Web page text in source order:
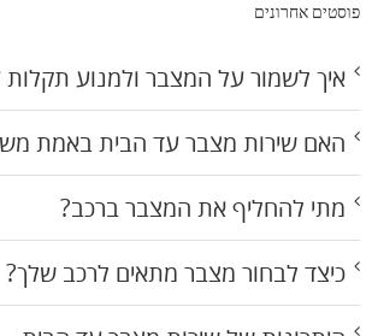
פוסטים אחרונים
איך לשמור על המצבר ולמנוע תקלות
האם שירות מצבר עד הבית באמת
מתי להחליף את המצבר ברכב?
כיצד לבחור מצבר מתאים לרכב שלך?